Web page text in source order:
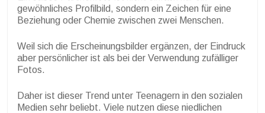
gewöhnliches Profilbild, sondern ein Zeichen für eine
Beziehung oder Chemie zwischen zwei Menschen.
Weil sich die Erscheinungsbilder ergänzen, der Eindruck
aber persönlicher ist als bei der Verwendung zufälliger
Fotos.
Daher ist dieser Trend unter Teenagern in den sozialen
Medien sehr beliebt. Viele nutzen diese niedlichen